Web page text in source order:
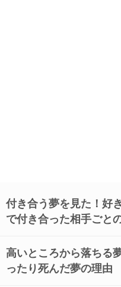
付き合う夢を見た！好
で付き合った相手ごと
高いところから落ちる
ったり死んだ夢の理由